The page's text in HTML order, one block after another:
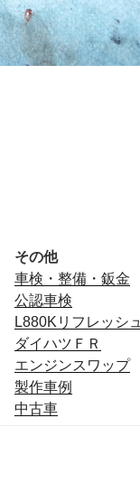
その他
車検・整備・鈑金
公認車検
L880Kリフレッシ
ダイハツＦＲ
エンジンスワップ
製作車例
中古車